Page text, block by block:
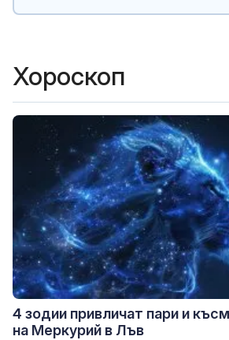
Хороскоп
4 зодии привличат пари и
на Меркурий в Лъв